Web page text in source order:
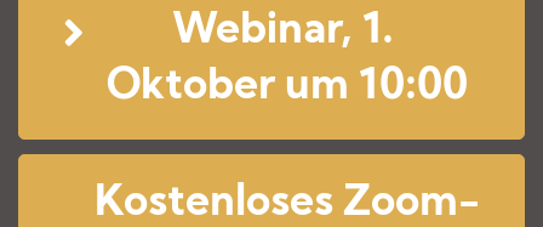
Webinar, 1.
Oktober um 10:00
Kostenloses Zoom-